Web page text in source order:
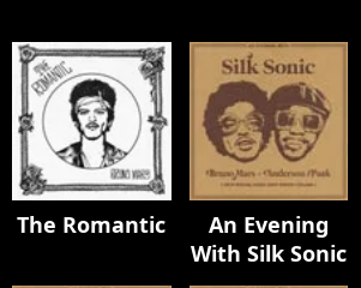
The Romantic
An Evening
With Silk Sonic